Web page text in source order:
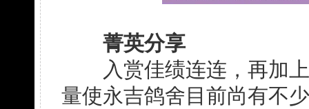
菁英分享
入赏佳绩连连，再加上
量使永吉鸽舍目前尚有不